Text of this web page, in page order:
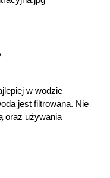
w wodzie
jest filtrowana. Nie
oraz używania